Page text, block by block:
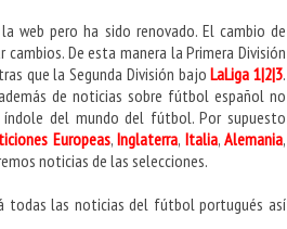
web pero ha sido renovado. El cambio de
De esta manera la Primera División
que la Segunda División bajoLaLiga 1|2|3.
de noticias sobre fútbol español no
del mundo del fútbol. Por supuesto
Europeas,Inglaterra, Italia,Alemania,
noticias de las selecciones.
todas las noticias del fútbol portugués así